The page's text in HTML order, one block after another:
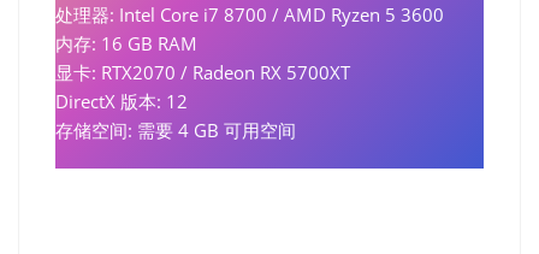
处理器: Intel Core i7 8700 / AMD Ryzen 5 3600
内存: 16 GB RAM
显卡: RTX2070 / Radeon RX 5700XT
DirectX 版本: 12
存储空间: 需要 4 GB 可用空间